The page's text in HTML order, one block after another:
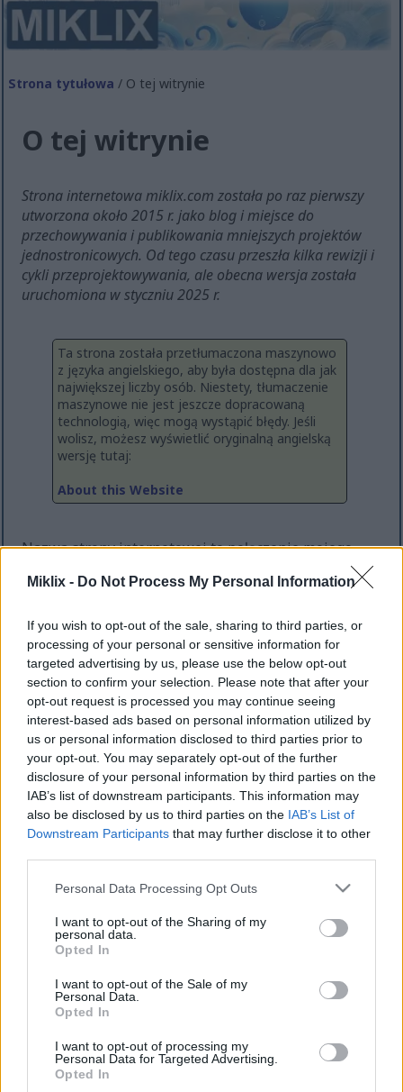
Miklix - Do Not Process My Personal Information
If you wish to opt-out of the sale, sharing to third parties, or
processing of your personal or sensitive information for
targeted advertising by us, please use the below opt-out
section to confirm your selection. Please note that after your
opt-out request is processed you may continue seeing
interest-based ads based on personal information utilized by
us or personal information disclosed to third parties prior to
your opt-out. You may separately opt-out of the further
disclosure of your personal information by third parties on the
IAB’s list of downstream participants. This information may
also be disclosed by us to third parties on the IAB’s List of
Downstream Participants that may further disclose it to other
Please note that this website/app uses one or more Google
not limited to your visit or usage behaviour. You may click to
grant or deny consent to Google and its third-party tags to
use your data for below specified purposes in below Google
consent section.
Personal Data Processing Opt Outs
I want to opt-out of the Sharing of my
personal data.
Opted In
I want to opt-out of the Sale of my
Personal Data.
Opted In
I want to opt-out of processing my
Personal Data for Targeted Advertising.
Opted In
Strona tytułowa / O tej witrynie
O tej witrynie
Strona internetowa miklix.com została po raz pierwszy
utworzona około 2015 r. jako blog i miejsce do
przechowywania i publikowania mniejszych projektów
jednostronicowych. Od tego czasu przeszła kilka rewizji i
cykli przeprojektowywania, ale obecna wersja została
uruchomiona w styczniu 2025 r.
Ta strona została przetłumaczona maszynowo
z języka angielskiego, aby była dostępna dla jak
największej liczby osób. Niestety, tłumaczenie
maszynowe nie jest jeszcze dopracowaną
technologią, więc mogą wystąpić błędy. Jeśli
wolisz, możesz wyświetlić oryginalną angielską
wersję tutaj:
About this Website
Nazwa strony internetowej to połączenie mojego
standaryzowanym testem do oceny czytelności
Nie twierdzę, że cokolwiek tutaj jest rzeczywiście
łatwe do przeczytania ;-)
Strona została uruchomiona około 2015 roku jako
blog i miejsce, w którym mogłem przechowywać i
publikować moje mniejsze projekty jedno-
stronicowe, bez konieczności tworzenia osobnej
strony internetowej dla każdego z nich. Przeszła
kilka rewizji i przeprojektowań - a nawet była
offline przez dłuższy czas z powodu poważnej awarii
sprzętu na wynajmowanym serwerze, która miała
miejsce w bardzo niefortunnym momencie, kiedy po
prostu nie miałem czasu, aby uruchomić ją na
nowym serwerze.
Aktualna wersja została uruchomiona w styczniu
2025 roku, po tym jak zdecydowałem się całkowicie
przepracować stronę, zanim uruchomię ją na
stosie LEMP i jest proxy przez Cloudflare.
jak czas na to pozwala, lubię je eksplorować i pisać
o nich na blogu, więc nie należy spodziewać się
wspólnego motywu na całej stronie ;-) Mam również